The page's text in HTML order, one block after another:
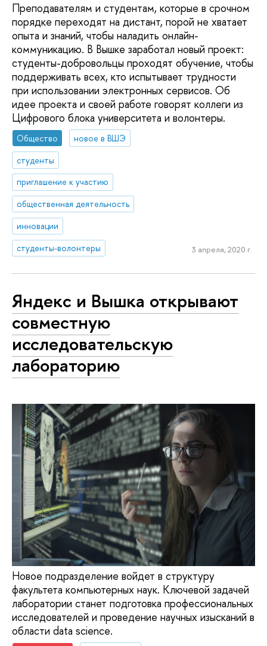
Преподавателям и студентам, которые в срочном
порядке переходят на дистант, порой не хватает
опыта и знаний, чтобы наладить онлайн-
коммуникацию. В Вышке заработал новый проект:
студенты-добровольцы проходят обучение, чтобы
поддерживать всех, кто испытывает трудности
при использовании электронных сервисов. Об
идее проекта и своей работе говорят коллеги из
Цифрового блока университета и волонтеры.
Общество
новое в ВШЭ
студенты
приглашение к участию
общественная деятельность
инновации
студенты-волонтеры
3 апреля, 2020 г.
Яндекс и Вышка открывают
совместную
исследовательскую
лабораторию
Новое подразделение войдет в структуру
факультета компьютерных наук. Ключевой задачей
лаборатории станет подготовка профессиональных
исследователей и проведение научных изысканий в
области data science.